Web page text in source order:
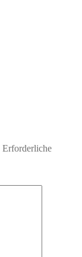
Erforderliche